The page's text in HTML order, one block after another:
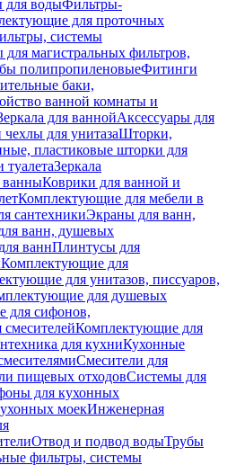
для водыФильтры-
для проточных
системы
для магистральных фильтров,
полипропиленовыеФитинги
баки,
ванной комнаты и
для ваннойАксессуары для
для унитазаШторки,
пластиковые шторки для
Зеркала
ванныКоврики для ванной и
Комплектующие для мебели в
сантехникиЭкраны для ванн,
ванн, душевых
ваннПлинтусы для
Комплектующие для
для унитазов, писсуаров,
для душевых
для сифонов,
Комплектующие для
для кухниКухонные
Смесители для
пищевых отходовСистемы для
для кухонных
моекИнженерная
Отвод и подвод водыТрубы
фильтры, системы